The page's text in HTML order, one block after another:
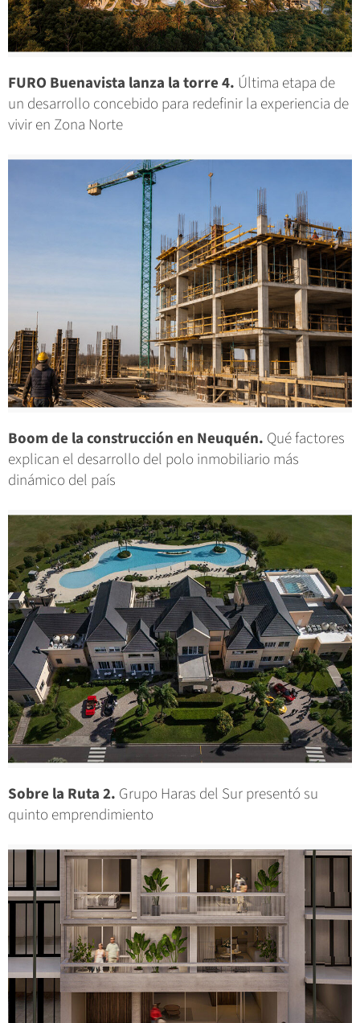
FURO Buenavista lanza la torre 4. Última etapa de
un desarrollo concebido para redefinir la experiencia de
vivir en Zona Norte
Boom de la construcción en Neuquén. Qué factores
explican el desarrollo del polo inmobiliario más
dinámico del país
Sobre la Ruta 2. Grupo Haras del Sur presentó su
quinto emprendimiento